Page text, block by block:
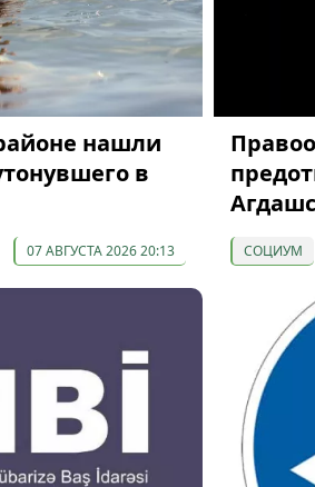
нашли
в
07 АВГУСТА 2026 20:13 СОЦИУМ